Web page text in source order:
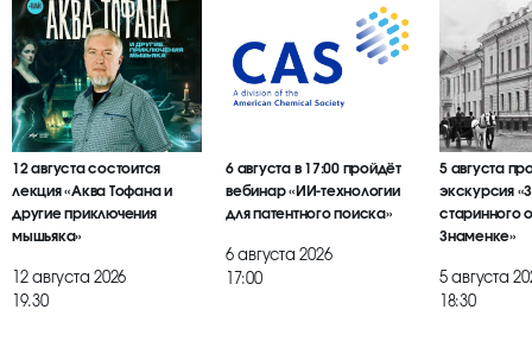
12 августа состоится
лекция «Аква Тофана и
другие приключения
мышьяка»
12 августа 2026
19.30
6 августа в 17:00 пройдёт
вебинар «ИИ-технологии
для патентного поиска»
6 августа 2026
17:00
5 августа
экскурсия
старинного
Знаменке»
5 августа
18:30